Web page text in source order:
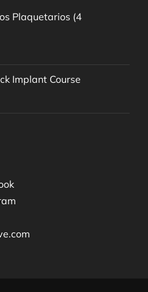
Plaquetarios (4
Implant Course